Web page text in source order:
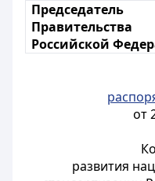
Председатель
Правительства
Российской
от
развития